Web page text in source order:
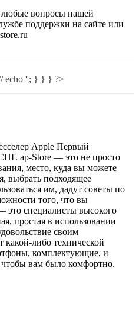
любые вопросы нашей
поддержки на сайте или
echo ''; } } } ?>
Первый
ap-Store — это не просто
место, куда вы можете
выбрать подходящее
им, дадут советы по
того, что вы
специалисты высокого
простая в использовании
своим
какой-либо технической
комплектующие, и
вам было комфортно.